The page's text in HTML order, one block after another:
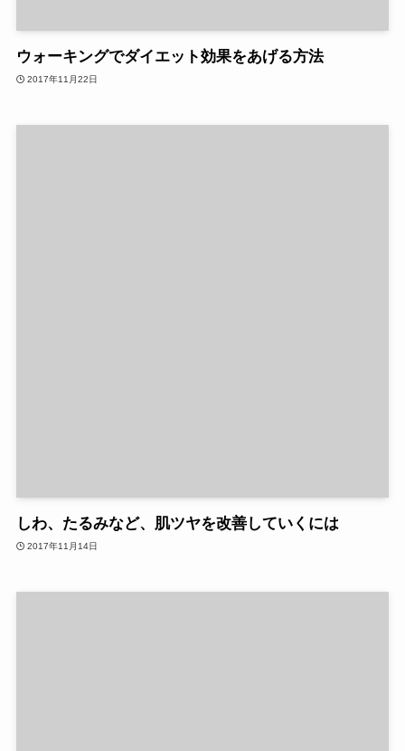
ウォーキングでダイエット効果をあげる方法
2017年11月22日
しわ、たるみなど、肌ツヤを改善していくには
2017年11月14日